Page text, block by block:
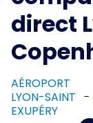
direct
AÉROPORT
LYON-SAINT
EXUPÉRY
-